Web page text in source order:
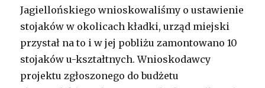
Jagiellońskiego wnioskowaliśmy o ustawienie
stojaków w okolicach kładki, urząd miejski
przystał na to i w jej pobliżu zamontowano 10
stojaków u-kształtnych. Wnioskodawcy
projektu zgłoszonego do budżetu